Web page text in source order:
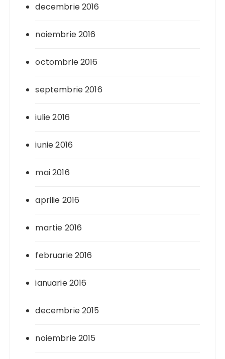
decembrie 2016
noiembrie 2016
octombrie 2016
septembrie 2016
iulie 2016
iunie 2016
mai 2016
aprilie 2016
martie 2016
februarie 2016
ianuarie 2016
decembrie 2015
noiembrie 2015